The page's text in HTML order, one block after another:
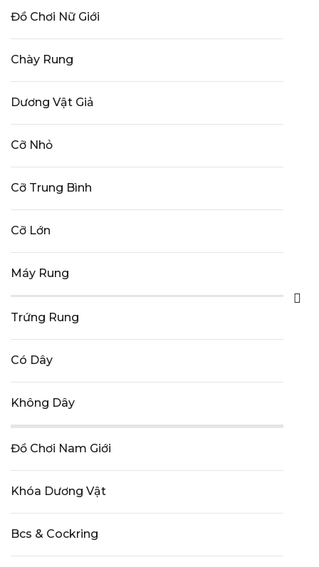
Đồ Chơi Nữ Giới
Chày Rung
Dương Vật Giả
Cỡ Nhỏ
Cỡ Trung Bình
Cỡ Lớn
Máy Rung
Trứng Rung
Có Dây
Không Dây
Đồ Chơi Nam Giới
Khóa Dương Vật
Bcs & Cockring